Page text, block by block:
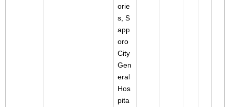
orie
s, S
app
oro
City
Gen
eral
Hos
pita